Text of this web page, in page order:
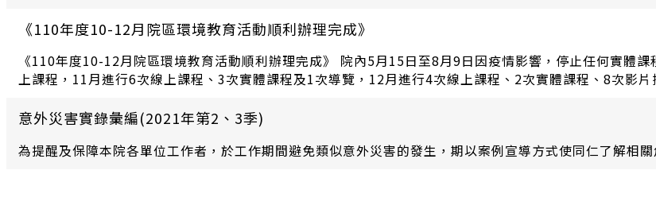
《110年度10-12月院區環境教育活動順利辦理完成》
《110年度10-12月院區環境教育活動順利辦理完成》 院內5月15日至8月9日因疫情影響，停止任何實體課程活動，直到9月初疫情較為穩定才逐步開放課程，10月進行1次線
上課程，11月進行6次線上課程、3次實體課程及1次導覽，12月進行4次線上課程、2次實體課程、8次影片
意外災害實錄彙編(2021年第2、3季)
為提醒及保障本院各單位工作者，於工作期間避免類似意外災害的發生，期以案例宣導方式使同仁了解相